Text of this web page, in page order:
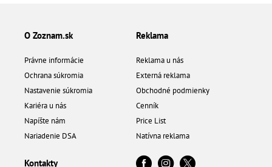
O Zoznam.sk
Právne informácie
Ochrana súkromia
Nastavenie súkromia
Kariéra u nás
Napíšte nám
Nariadenie DSA
Reklama
Reklama u nás
Externá reklama
Obchodné podmienky
Cenník
Price List
Natívna reklama
Kontakty